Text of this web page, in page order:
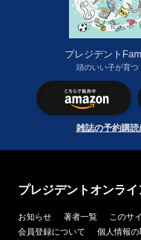
プレジデント
頭のいい子が育
雑誌の予約購
プレジデントオンラ
お知らせ 著者一覧
このサ
会員登録について
個人情報